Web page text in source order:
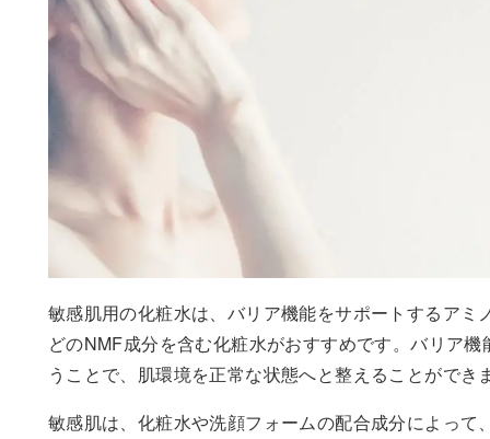
敏感肌用の化粧水は、バリア機能をサポートするアミ
どのNMF成分を含む化粧水がおすすめです。バリア機
うことで、肌環境を正常な状態へと整えることができ
敏感肌は、化粧水や洗顔フォームの配合成分によって